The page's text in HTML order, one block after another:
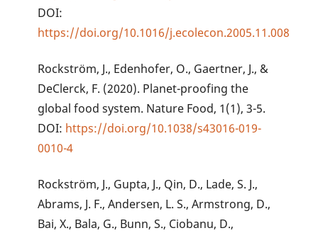
DOI:
https://doi.org/10.1016/j.ecolecon.2005.11.008
Rockström, J., Edenhofer, O., Gaertner, J., &
DeClerck, F. (2020). Planet-proofing the
global food system. Nature Food, 1(1), 3-5.
DOI: https://doi.org/10.1038/s43016-019-
0010-4
Rockström, J., Gupta, J., Qin, D., Lade, S. J.,
Abrams, J. F., Andersen, L. S., Armstrong, D.,
Bai, X., Bala, G., Bunn, S., Ciobanu, D.,